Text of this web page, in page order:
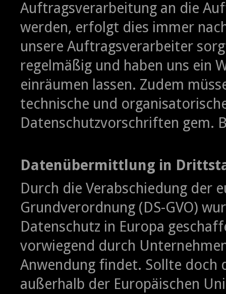
Auftragsverarbeitung an die
werden, erfolgt dies immer
unsere Auftragsverarbeiter
regelmäßig und haben uns ein
einräumen lassen. Zudem
technische und
Datenschutzvorschriften gem.
Datenübermittlung in
Durch die Verabschiedung der
Grundverordnung (DS-GVO)
Datenschutz in Europa
vorwiegend durch
Anwendung findet. Sollte doch
außerhalb der Europäischen